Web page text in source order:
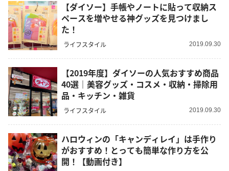
【ダイソー】手帳やノートに貼って収納ス
ペースを増やせる神グッズを見つけまし
た！
ライフスタイル 2019.09.30
【2019年度】ダイソーの人気おすすめ商品
40選｜美容グッズ・コスメ・収納・掃除用
品・キッチン・雑貨
ライフスタイル 2019.09.30
ハロウィンの「キャンディレイ」は手作り
がおすすめ！とっても簡単な作り方を公
開！【動画付き】